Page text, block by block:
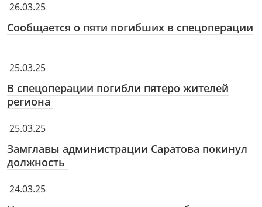
26.03.25
Сообщается о пяти погибших в спецоперации
25.03.25
В спецоперации погибли пятеро жителей
региона
25.03.25
Замглавы администрации Саратова покинул
должность
24.03.25